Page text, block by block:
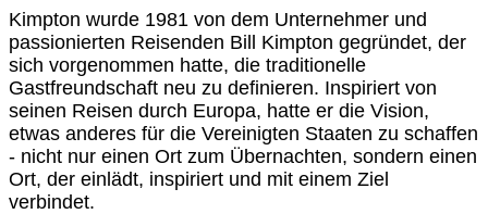
Kimpton wurde 1981 von dem Unternehmer und
passionierten Reisenden Bill Kimpton gegründet, der
sich vorgenommen hatte, die traditionelle
Gastfreundschaft neu zu definieren. Inspiriert von
seinen Reisen durch Europa, hatte er die Vision,
etwas anderes für die Vereinigten Staaten zu schaffen
- nicht nur einen Ort zum Übernachten, sondern einen
Ort, der einlädt, inspiriert und mit einem Ziel
verbindet.